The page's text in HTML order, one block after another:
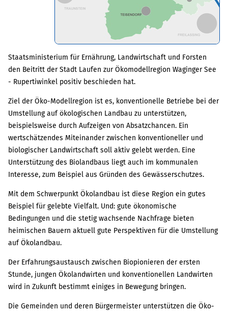
Staatsministerium für Ernährung, Landwirtschaft und Forsten
den Beitritt der Stadt Laufen zur Ökomodellregion Waginger See
- Rupertiwinkel positiv beschieden hat.
Ziel der Öko-Modellregion ist es, konventionelle Betriebe bei der
Umstellung auf ökologischen Landbau zu unterstützen,
beispielsweise durch Aufzeigen von Absatzchancen. Ein
wertschätzendes Miteinander zwischen konventioneller und
biologischer Landwirtschaft soll aktiv gelebt werden. Eine
Unterstützung des Biolandbaus liegt auch im kommunalen
Interesse, zum Beispiel aus Gründen des Gewässerschutzes.
Mit dem Schwerpunkt Ökolandbau ist diese Region ein gutes
Beispiel für gelebte Vielfalt. Und: gute ökonomische
Bedingungen und die stetig wachsende Nachfrage bieten
heimischen Bauern aktuell gute Perspektiven für die Umstellung
auf Ökolandbau.
Der Erfahrungsaustausch zwischen Biopionieren der ersten
Stunde, jungen Ökolandwirten und konventionellen Landwirten
wird in Zukunft bestimmt einiges in Bewegung bringen.
Die Gemeinden und deren Bürgermeister unterstützen die Öko-